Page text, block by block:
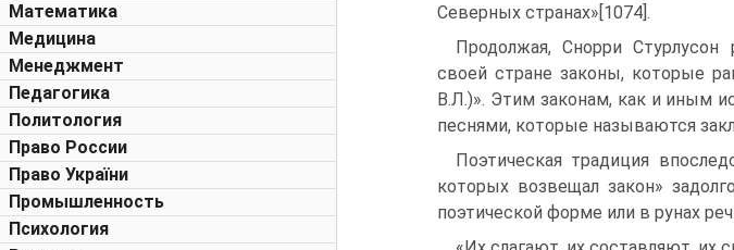
Математика
Медицина
Менеджмент
Педагогика
Политология
Право России
Право України
Промышленность
Психология
Северных странах»[1074].
Продолжая, Снорри
своей стране законы, которые
В.Л.)». Этим законам, как и иным
песнями, которые называются
Поэтическая традиция
которых возвещал закон»
поэтической форме или в рунах